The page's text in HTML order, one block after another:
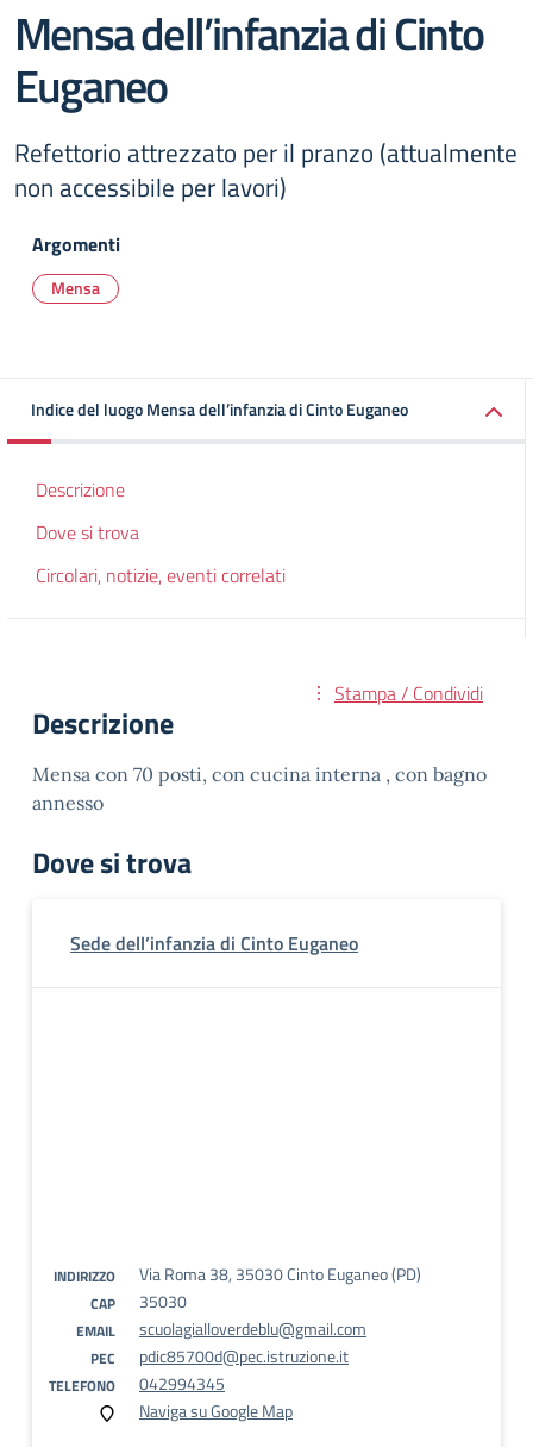
Mensa dell’infanzia di Cinto
Euganeo
Refettorio attrezzato per il pranzo (attualmente
non accessibile per lavori)
Argomenti
Mensa
Indice del luogo Mensa dell’infanzia di Cinto Euganeo
Descrizione
Dove si trova
Circolari, notizie, eventi correlati
Stampa / Condividi
Descrizione
Mensa con 70 posti, con cucina interna , con bagno
annesso
Dove si trova
Sede dell’infanzia di Cinto Euganeo
INDIRIZZO Via Roma 38, 35030 Cinto Euganeo (PD)
CAP 35030
EMAIL scuolagialloverdeblu@gmail.com
PEC pdic85700d@pec.istruzione.it
TELEFONO
042994345
Naviga su Google Map